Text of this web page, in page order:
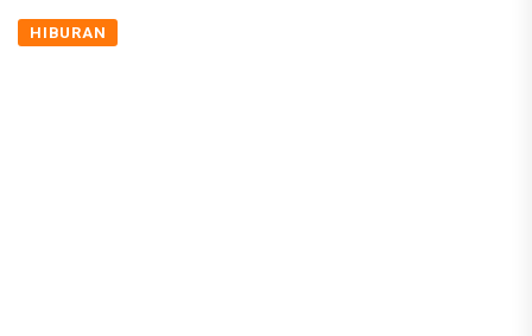
HIBURAN